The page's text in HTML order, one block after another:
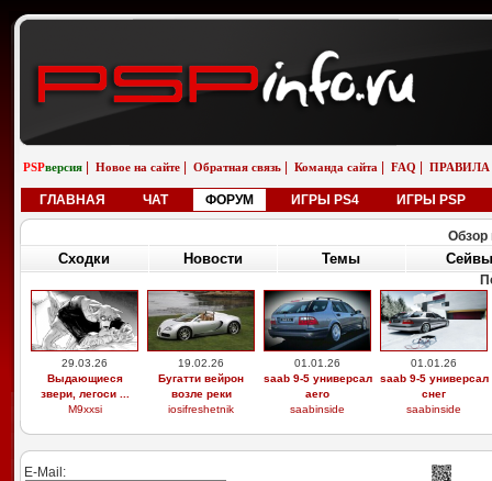
PSPверсия Новое на сайте Обратная связь Команда сайта FAQ ПРАВИЛА
ГЛАВНАЯ ЧАТ ФОРУМ ИГРЫ PS4 ИГРЫ PSP
Обзор
Сходки Новости Темы Сейвы
29.03.26
Выдающиеся
звери, легоси ...
M9xxsi
19.02.26
Бугатти вейрон
возле реки
iosifreshetnik
01.01.26
saab 9-5 универсал
aero
saabinside
01.01.26
saab 9-5 универсал
снег
saabinside
E-Mail: